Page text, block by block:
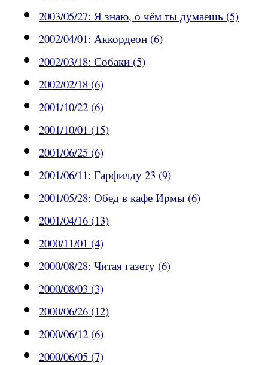
2003/05/27: Я знаю, о чём ты думаешь (5)
2002/04/01: Аккордеон (6)
2002/03/18: Собаки (5)
2002/02/18 (6)
2001/10/22 (6)
2001/10/01 (15)
2001/06/25 (6)
2001/06/11: Гарфилду 23 (9)
2001/05/28: Обед в кафе Ирмы (6)
2001/04/16 (13)
2000/11/01 (4)
2000/08/28: Читая газету (6)
2000/08/03 (3)
2000/06/26 (12)
2000/06/12 (6)
2000/06/05 (7)